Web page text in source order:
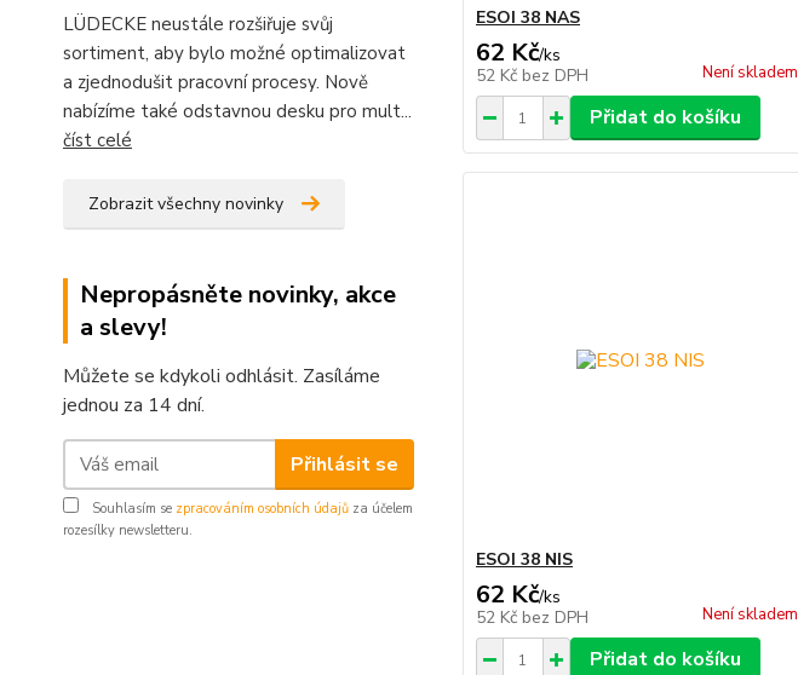
LÜDECKE neustále rozšiřuje svůj
sortiment, aby bylo možné optimalizovat
a zjednodušit pracovní procesy. Nově
nabízíme také odstavnou desku pro mult...
číst celé
Zobrazit všechny novinky
Nepropásněte novinky, akce
a slevy!
Můžete se kdykoli odhlásit. Zasíláme
jednou za 14 dní.
Přihlásit se
Souhlasím se zpracováním osobních údajů za účelem
rozesílky newsletteru.
ESOI 38 NAS
62 Kč/ks
52 Kč bez DPH Není skladem
Přidat do košíku
ESOI 38 NIS
62 Kč/ks
52 Kč bez DPH Není skladem
Přidat do košíku